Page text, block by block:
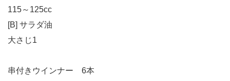
115～125cc
[B] サラダ油
大さじ1
串付きウインナー 6本